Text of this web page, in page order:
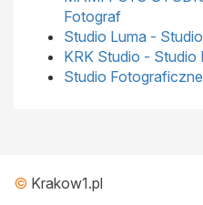
Fotograf
Studio Luma -
KRK Studio - Studio
Studio
© Krakow1.pl